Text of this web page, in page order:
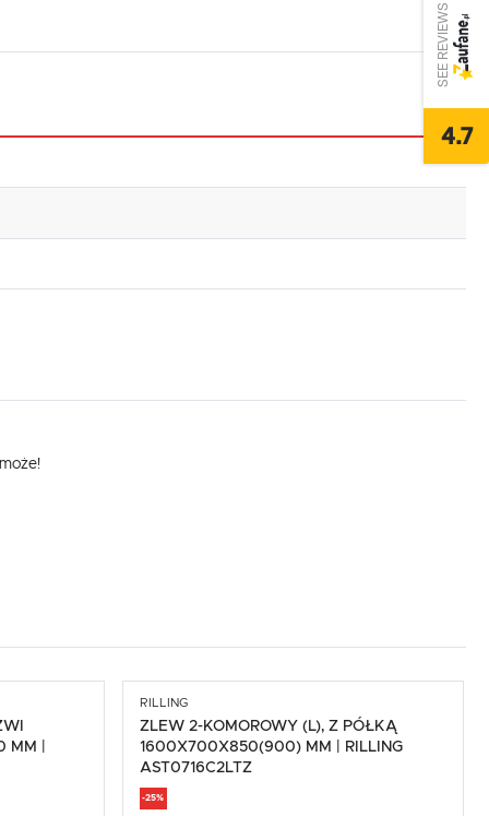
MM |
RILLING
ZLEW 2-KOMOROWY (L), Z PÓŁKĄ
1600X700X850(900) MM | RILLING
AST0716C2LTZ
-25%
SEE REVIEWS
4.7